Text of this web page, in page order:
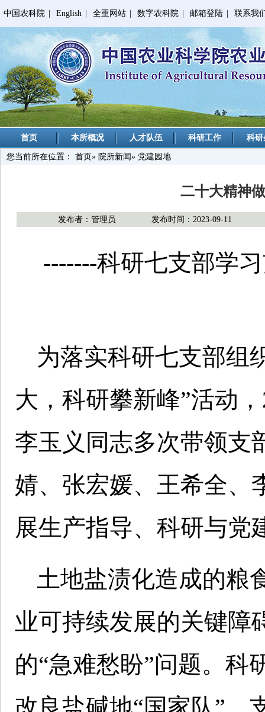
中国农科院 English 全重网站 数字农科院 邮箱登陆 联系我
首页 本所概况 人才队伍 科研工作 科
您当前所在位置： 首页» 院所新闻» 党建园地
二十大精神
发布者：管理员 发布时间：2023-09-11
-------科研七支部学
为落实科研七支部组
大，科研攀新峰”活动
李玉义同志多次带领支
婧、张宏媛、王希全、
展生产指导、科研与党
土地盐渍化造成的粮
业可持续发展的关键障
的“急难愁盼”问题。科